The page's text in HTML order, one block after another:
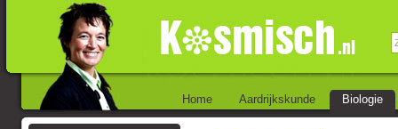
Home Aardrijkskunde Biologie